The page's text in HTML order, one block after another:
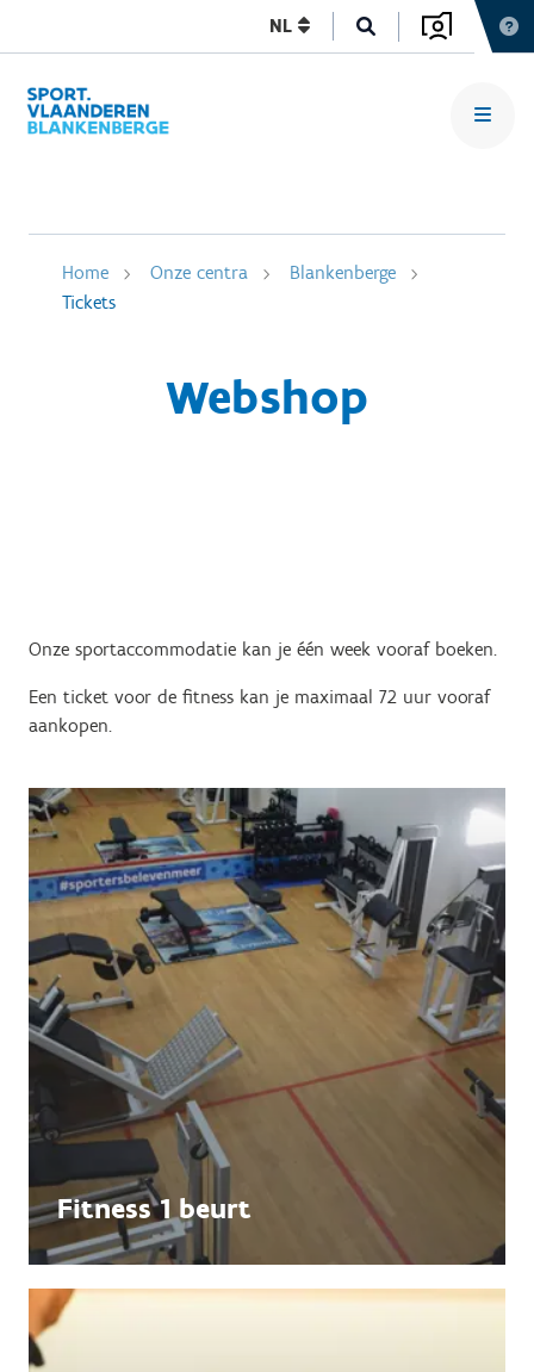
NL
Home Onze centra
Blankenberge
Tickets
Webshop
Onze sportaccommodatie kan je één week vooraf boeken.
Een ticket voor de fitness kan je maximaal 72 uur vooraf
aankopen.
Fitness 1 beurt